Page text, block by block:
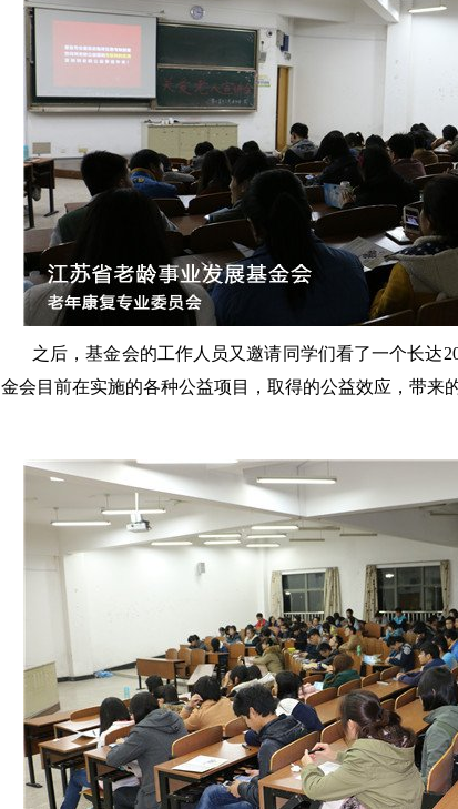
之后，基金会的工作人员又邀请同学们看了一个长达
金会目前在实施的各种公益项目，取得的公益效应，带来